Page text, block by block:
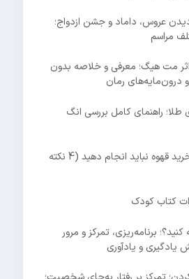
عروس، داماد و جشن ازدواج؛
مراسم
مت هیگ؛ معرفی و خلاصه بدون
درون‌مایه‌های رمان
طلا؛ راهنمای کامل بررسی انگ
اشتباهاتی که هنگام خرید قهوه نباید انجام دهید (4 نکته
کتاب کودک
برنامه‌ریزی، تمرکز و مرور
یادگیری و یادآوری